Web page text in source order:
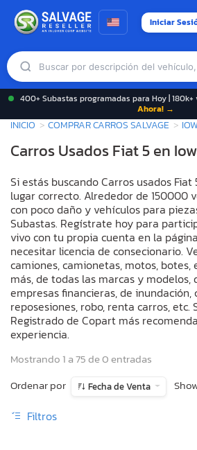
Iniciar
400+ Subastas programadas para Hoy |
Ahora! →
INICIO COMPRAR CARROS SALVAGE
Carros Usados Fiat 5 en
Si estás buscando Carros usados Fiat
lugar correcto. Alrededor de 150000
con poco daño y vehículos para
Subastas. Regístrate hoy para
vivo con tu propia cuenta en la
necesitar licencia de consecionario.
camiones, camionetas, motos,
más, de todas las marcas y modelos,
empresas financieras, de inundación,
reposesiones, robo, renta carros, etc.
Registrado de Copart más
experiencia.
Mostrando 1 a 75 de 0 entradas
Ordenar por
Fecha de Venta
Filtros